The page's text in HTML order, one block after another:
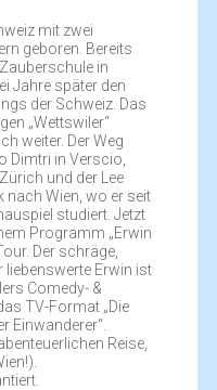
mit zwei
geboren. Bereits
in
Jahre später den
der Schweiz. Das
„Wettswiler“
weiter. Der Weg
Dimtri in Verscio,
und der Lee
nach Wien, wo er seit
studiert. Jetzt
Programm „Erwin
Der schräge,
Erwin ist
Comedy- &
TV-Format „Die
Einwanderer“.
Reise,